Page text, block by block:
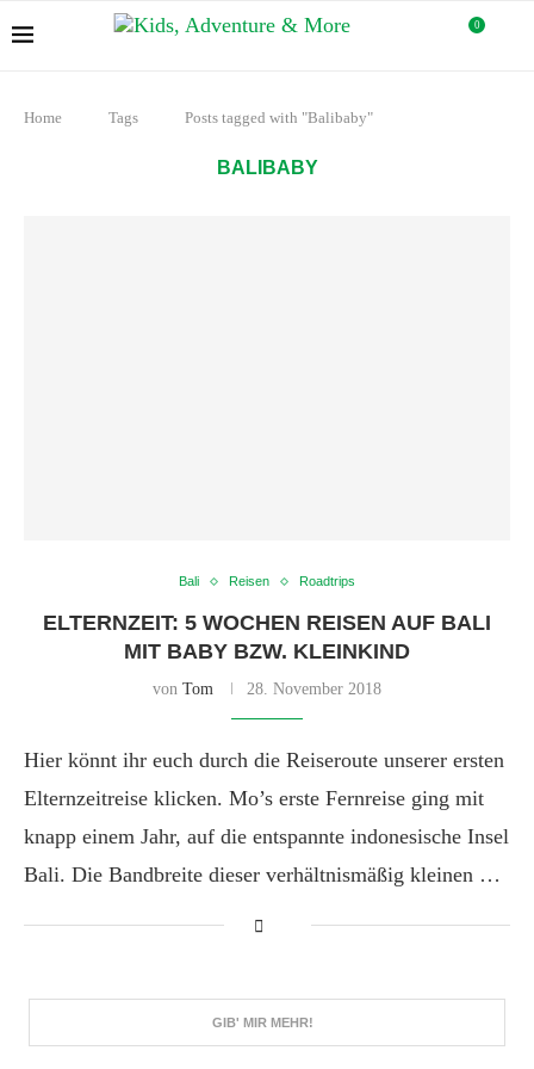
0
Home Tags Posts tagged with "Balibaby"
BALIBABY
Bali Reisen Roadtrips
ELTERNZEIT: 5 WOCHEN REISEN AUF BALI
MIT BABY BZW. KLEINKIND
von Tom 28. November 2018
Hier könnt ihr euch durch die Reiseroute unserer ersten
Elternzeitreise klicken. Mo’s erste Fernreise ging mit
knapp einem Jahr, auf die entspannte indonesische Insel
Bali. Die Bandbreite dieser verhältnismäßig kleinen …
GIB' MIR MEHR!